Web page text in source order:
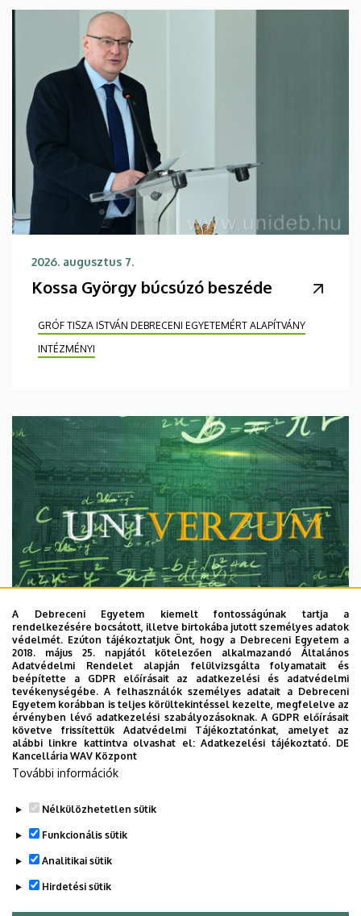
2026. augusztus 7.
Kossa György búcsúzó beszéde
GRÓF TISZA ISTVÁN DEBRECENI EGYETEMÉRT ALAPÍTVÁNY
INTÉZMÉNYI
2026. augusztus 7.
Univerzum: A Debreceni Egyetem
titkos receptjei
KUTATÁS TUDOMÁNY
A Debreceni Egyetem kiemelt fontosságúnak tartja a
rendelkezésére bocsátott, illetve birtokába jutott személyes adatok
védelmét. Ezúton tájékoztatjuk Önt, hogy a Debreceni Egyetem a
2018. május 25. napjától kötelezően alkalmazandó Általános
Adatvédelmi Rendelet alapján felülvizsgálta folyamatait és
beépítette a GDPR előírásait az adatkezelési és adatvédelmi
tevékenységébe. A felhasználók személyes adatait a Debreceni
Egyetem korábban is teljes körültekintéssel kezelte, megfelelve az
érvényben lévő adatkezelési szabályozásoknak. A GDPR előírásait
követve frissítettük Adatvédelmi Tájékoztatónkat, amelyet az
alábbi linkre kattintva olvashat el:Adatkezelési tájékoztató. DE
Kancellária WAV Központ
További információk
Nélkülözhetetlen sütik
Funkcionális sütik
Analitikai sütik
Hirdetési sütik